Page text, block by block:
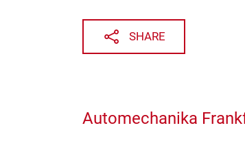
SHARE
Automechanika